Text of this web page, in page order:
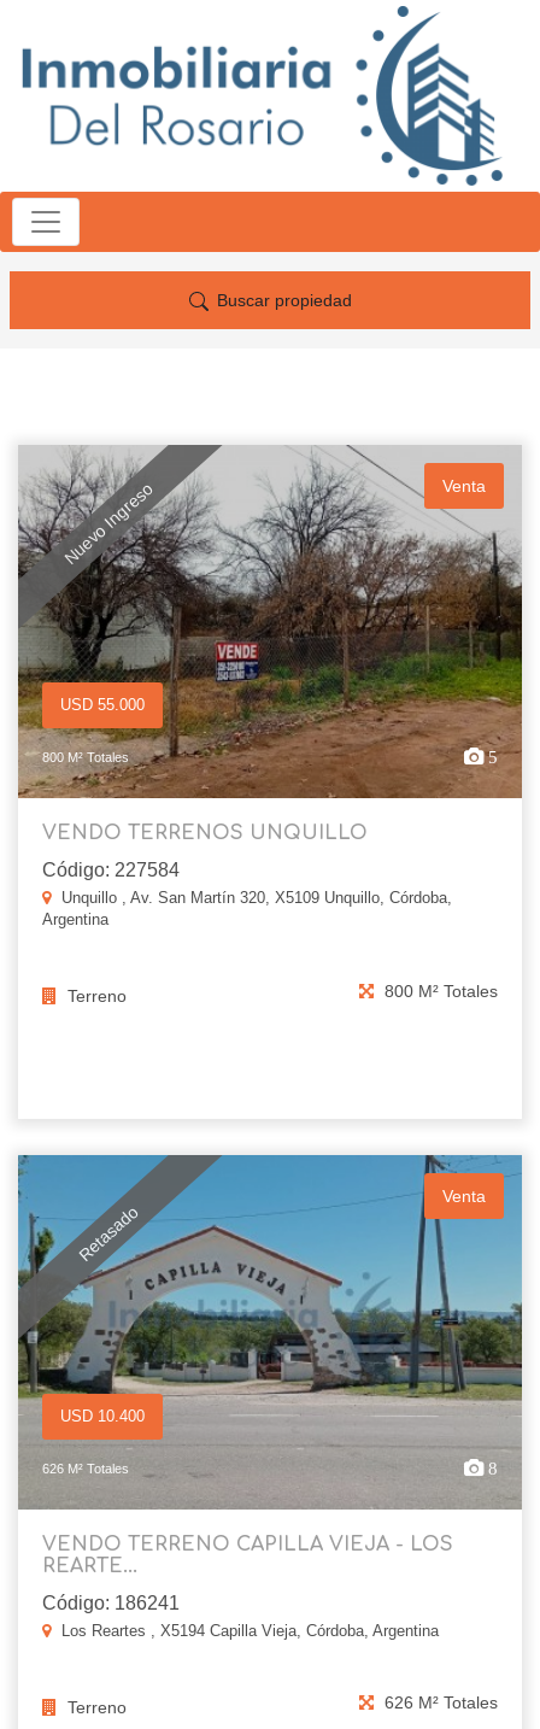
Buscar propiedad
Nuevo Ingreso Venta
USD 55.000
800 M² Totales 5
VENDO TERRENOS UNQUILLO
Código: 227584
Unquillo , Av. San Martín 320, X5109 Unquillo, Córdoba,
Argentina
Terreno 800 M² Totales
Retasado
Venta
USD 10.400
626 M² Totales 8
VENDO TERRENO CAPILLA VIEJA - LOS
REARTE...
Código: 186241
Los Reartes , X5194 Capilla Vieja, Córdoba, Argentina
Terreno 626 M² Totales